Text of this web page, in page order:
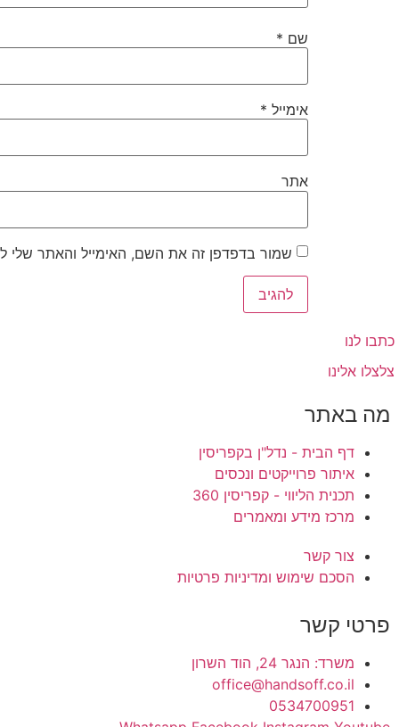
שם *
אימייל *
אתר
שמור בדפדפן זה את השם, האימייל והאתר שלי
כתבו לנו
צלצלו אלינו
מה באתר
דף הבית - נדל"ן בקפריסין
איתור פרוייקטים ונכסים
תכנית הליווי - קפריסין 360
מרכז מידע ומאמרים
צור קשר
הסכם שימוש ומדיניות פרטיות
פרטי קשר
משרד: הנגר 24, הוד השרון
office@handsoff.co.il
0534700951